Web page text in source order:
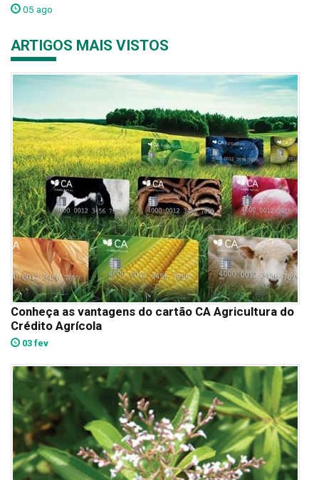
05 ago
ARTIGOS MAIS VISTOS
Conheça as vantagens do cartão CA Agricultura do
Crédito Agrícola
03 fev